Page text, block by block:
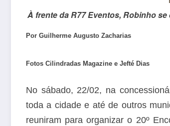
À frente da R77 Eventos, Robinho
Por Guilherme Augusto Zacharias
Fotos Cilindradas Magazine e Jefté Dias
No sábado, 22/02, na
toda a cidade e até de outros
reuniram para organizar o 20º